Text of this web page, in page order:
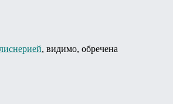
, видимо, обречена